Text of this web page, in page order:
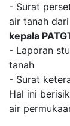
- Surat
air tanah dari
kepala
- Laporan
tanah
- Surat
Hal ini
air